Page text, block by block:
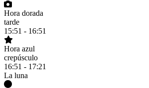
Hora dorada
tarde
15:51 - 16:51
Hora azul
crepúsculo
16:51 - 17:21
La luna